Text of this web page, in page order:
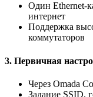
Один Ethernet-
интернет
Поддержка
коммутаторов
3. Первичная
Через Omada
Задание SSID,